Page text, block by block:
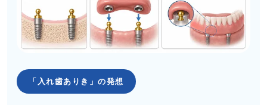
「入れ歯ありき」の発想